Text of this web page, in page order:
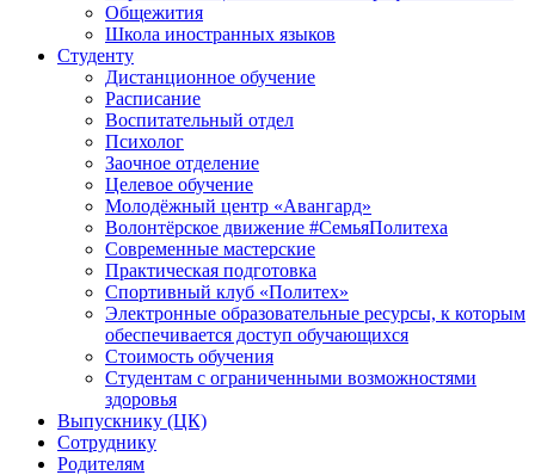
Общежития
Школа иностранных языков
Студенту
Дистанционное обучение
Расписание
Воспитательный отдел
Психолог
Заочное отделение
Целевое обучение
Молодёжный центр «Авангард»
Волонтёрское движение #СемьяПолитеха
Современные мастерские
Практическая подготовка
Спортивный клуб «Политех»
Электронные образовательные ресурсы, к которым
обеспечивается доступ обучающихся
Стоимость обучения
Студентам с ограниченными возможностями
здоровья
Выпускнику (ЦК)
Сотруднику
Родителям